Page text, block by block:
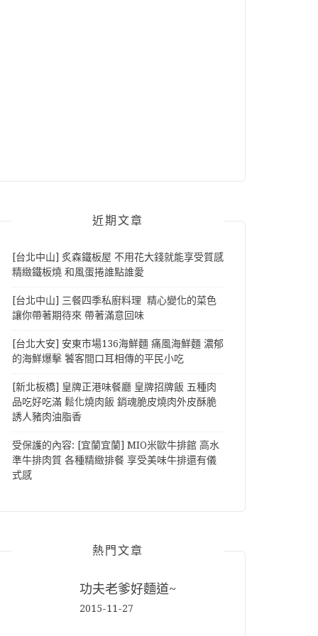
近期文章
[台北中山] 炙森鐵板屋 不用花大錢就能享受質感
精緻鐵板燒 和風蛋捲誰點誰愛
[台北中山] 三餐四季私廚料理 精心變化的菜色
讓你帶著期待來 帶著滿意回味
[台北大安] 安東市場136海鮮麵 痛風海鮮麵 濃郁
的海鮮爆擊 饕客間口耳相傳的平民小吃
[新北板橋] 皇牌正港味餐廳 皇牌招牌飯 五種肉
品吃好吃滿 鬆化燒肉飯 銷魂脆皮燒肉外皮酥脆
誘人豬肉油脂香
受保護的內容: [宜蘭宜蘭] MIO米歐牛排館 高水
準牛排肉質 各種精緻排餐 享受美味牛排還有儀
式感
熱門文章
功夫老爹好麵道~
2015-11-27